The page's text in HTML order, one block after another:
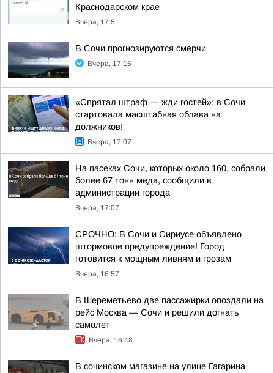
Краснодарском крае
Вчера, 17:51
В Сочи прогнозируются смерчи
Вчера, 17:15
«Спрятал штраф — жди гостей»: в Сочи
стартовала масштабная облава на
должников!
Вчера, 17:07
На пасеках Сочи, которых около 160, собрали
более 67 тонн меда, сообщили в
администрации города
Вчера, 17:07
СРОЧНО: В Сочи и Сириусе объявлено
штормовое предупреждение! Город
готовится к мощным ливням и грозам
Вчера, 16:57
В Шереметьево две пассажирки опоздали на
рейс Москва — Сочи и решили догнать
самолет
Вчера, 16:48
В сочинском магазине на улице Гагарина